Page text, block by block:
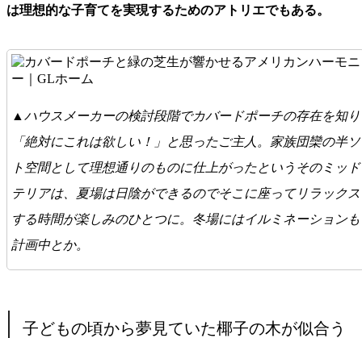
は理想的な子育てを実現するためのアトリエでもある。
▲ハウスメーカーの検討段階でカバードポーチの存在を知り
「絶対にこれは欲しい！」と思ったご主人。家族団欒の半ソ
ト空間として理想通りのものに仕上がったというそのミッド
テリアは、夏場は日陰ができるのでそこに座ってリラックス
する時間が楽しみのひとつに。冬場にはイルミネーションも
計画中とか。
子どもの頃から夢見ていた椰子の木が似合う